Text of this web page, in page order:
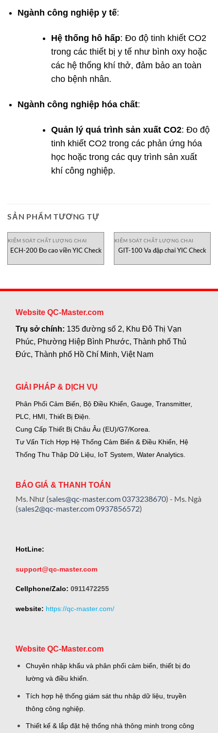
Ngành công nghiệp y tế:
Hệ thống hô hấp: Đo độ tinh khiết CO2
trong các thiết bị y tế như bình oxy hoặc
các hệ thống khí thở, đảm bảo an toàn
cho bệnh nhân.
Ngành công nghiệp hóa chất:
Quản lý quá trình sản xuất CO2: Đo độ
tinh khiết CO2 trong các phản ứng hóa
học hoặc trong các quy trình sản xuất
khí công nghiệp.
SẢN PHẨM TƯƠNG TỰ
KIỂM SOÁT CHẤT LƯỢNG CHAI
ECH-200 Đo cao viền YIC Check
KIỂM SOÁT CHẤT LƯỢNG CHAI
GIT-100 Va đập chai YIC Check
Website QC-Master.com
Trụ sở chính: 135 đường số 2, Khu Đô Thị Vạn
Phúc, Phường Hiệp Bình Phước, Thành phố Thủ
Đức, Thành phố Hồ Chí Minh, Việt Nam
GIẢI PHÁP & DỊCH VỤ
Phân Phối Cảm Biến, Bộ Điều Khiển, Gauge, Transmitter,
PLC, HMI, Thiết Bị Điện.
Cung Cấp Thiết Bị Châu Âu (EU)/G7/Korea.
Tư Vấn Tích Hợp Hệ Thống Cảm Biến & Điều Khiển, Hệ
Thống Thu Thập Dữ Liệu, IoT System, Water Analytics.
BÁO GIÁ & THANH TOÁN
Ms. Như (sales@qc-master.com0373238670) - Ms. Ngà
(sales2@qc-master.com0937856572)
HotLine:
support@qc-master.com
Cellphone/Zalo: 0911472255
website: https://qc-master.com/
Website QC-Master.com
Chuyên nhập khẩu và phân phối cảm biến, thiết bị đo
lường và điều khiển.
Tích hợp hệ thống giám sát thu nhập dữ liệu, truyền
thông công nghiệp.
Thiết kế & lắp đặt hệ thống nhà thông minh trong công